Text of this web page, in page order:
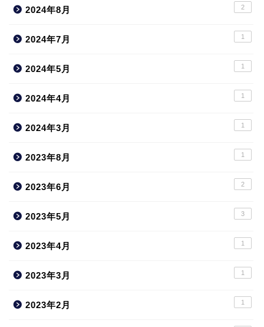
2024年8月 2
2024年7月 1
2024年5月 1
2024年4月 1
2024年3月 1
2023年8月 1
2023年6月 2
2023年5月 3
2023年4月 1
2023年3月 1
2023年2月 1